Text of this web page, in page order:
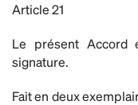
Article 21
Le présent
signature.
Fait en deux